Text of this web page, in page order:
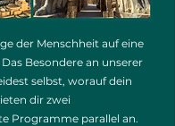
der Menschheit auf eine
Besondere an unserer
selbst, worauf dein
dir zwei
Programme parallel an.